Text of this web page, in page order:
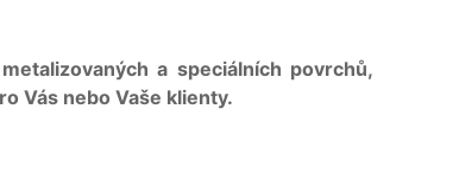
a speciálních povrchů,
Vás nebo Vaše klienty.